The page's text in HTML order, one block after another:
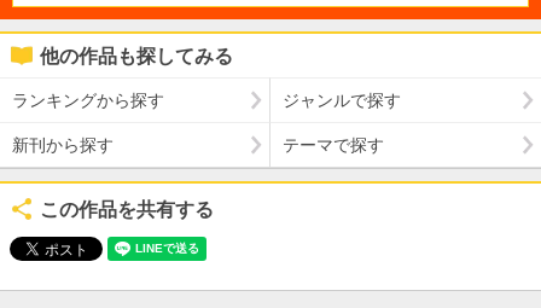
他の作品も探してみる
ランキングから探す ジャンルで探す
新刊から探す テーマで探す
この作品を共有する